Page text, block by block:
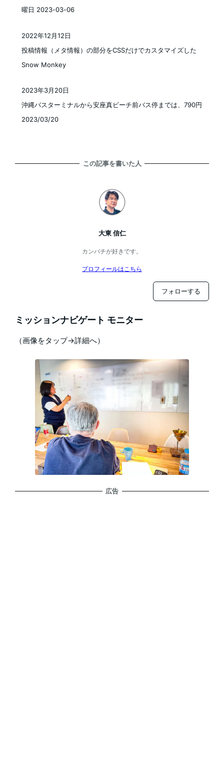
曜日 2023-03-06
投稿情報（メタ情報）の部分をCSSだけでカスタマイズした
Snow Monkey
2022年12月12日
沖縄バスターミナルから安座真ビーチ前バス停までは、790円
2023/03/20
2023年3月20日
この記事を書いた人
大東 信仁
カンパチが好きです。
プロフィールはこちら
フォローする
ミッションナビゲート モニター
（画像をタップ→詳細へ）
広告